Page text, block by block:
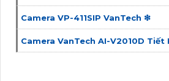
Camera VP-411SIP VanTech ❇
Camera VanTech AI-V2010D Tiết